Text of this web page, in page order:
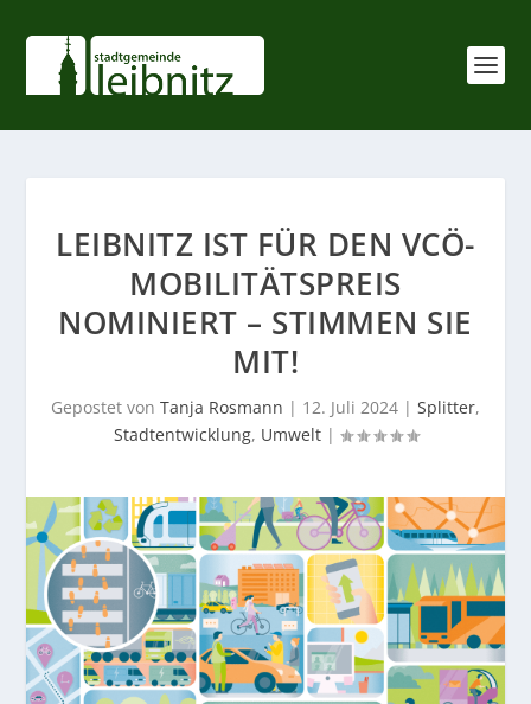
LEIBNITZ IST FÜR DEN VCÖ-
MOBILITÄTSPREIS
NOMINIERT – STIMMEN SIE
MIT!
Gepostet von Tanja Rosmann | 12. Juli 2024 | Splitter,
Stadtentwicklung, Umwelt|